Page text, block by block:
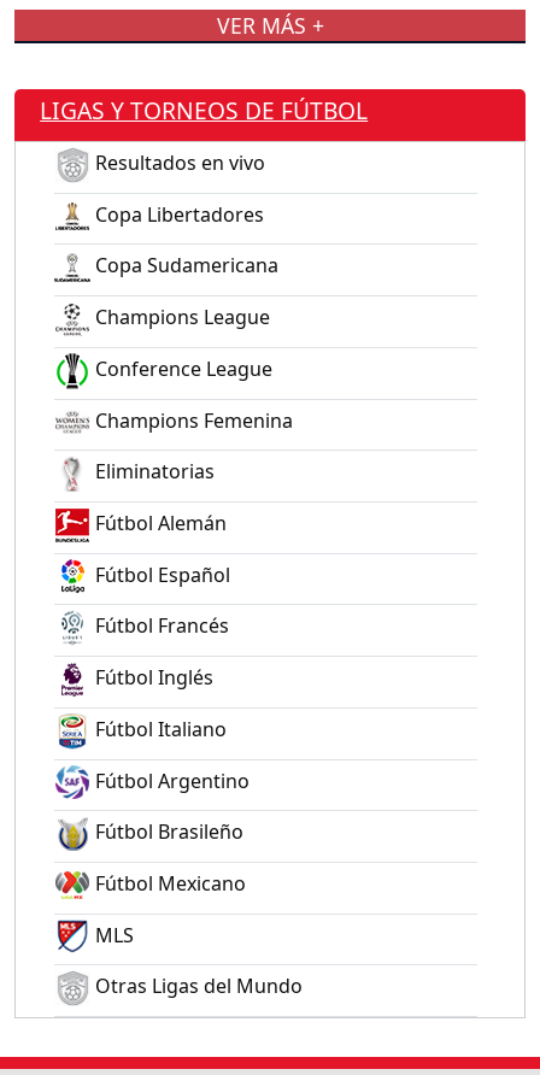
VER MÁS +
LIGAS Y TORNEOS DE FÚTBOL
Resultados en vivo
Copa Libertadores
Copa Sudamericana
Champions League
Conference League
Champions Femenina
Eliminatorias
Fútbol Alemán
Fútbol Español
Fútbol Francés
Fútbol Inglés
Fútbol Italiano
Fútbol Argentino
Fútbol Brasileño
Fútbol Mexicano
MLS
Otras Ligas del Mundo